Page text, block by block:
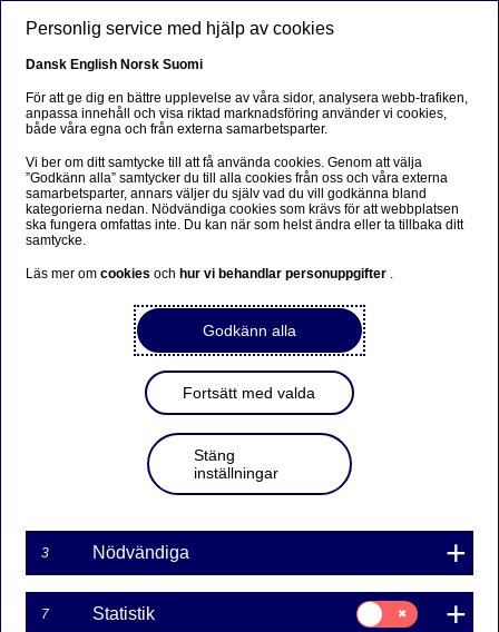
Nordea håller sin ledande
position inom ansvarsfulla
Inom ansvarsfulla investeringar har faktorer som berör
miljö, socialt ansvar och bolagsstyrning (ESG) en viktig
roll i investeringsbesluten. Men hur väl lyckas
kapitalförvaltare med sina hållbarhetsbeslut när
världsläget är oroligt och marknaderna svajar? För tredje
bäst på ansvarsfulla investeringar i Skandinavien, enligt
det oberoende Responsible Investment Brand Index
2026, och placerar sig även högt både globalt och i
01. JUNI 2026
Personlig service med hjälp av cookies
Dansk English Norsk Suomi
För att ge dig en bättre upplevelse av våra sidor, analysera webb-trafiken,
anpassa innehåll och visa riktad marknadsföring använder vi cookies,
både våra egna och från externa samarbetsparter.
Vi ber om ditt samtycke till att få använda cookies. Genom att välja
”Godkänn alla” samtycker du till alla cookies från oss och våra externa
samarbetsparter, annars väljer du själv vad du vill godkänna bland
kategorierna nedan. Nödvändiga cookies som krävs för att webbplatsen
ska fungera omfattas inte. Du kan när som helst ändra eller ta tillbaka ditt
samtycke.
Läs mer omcookiesoch hur vi behandlar personuppgifter .
Godkänn alla
Fortsätt med valda
Stäng
inställningar
3 Nödvändiga
7 Statistik
Samtycke
för: